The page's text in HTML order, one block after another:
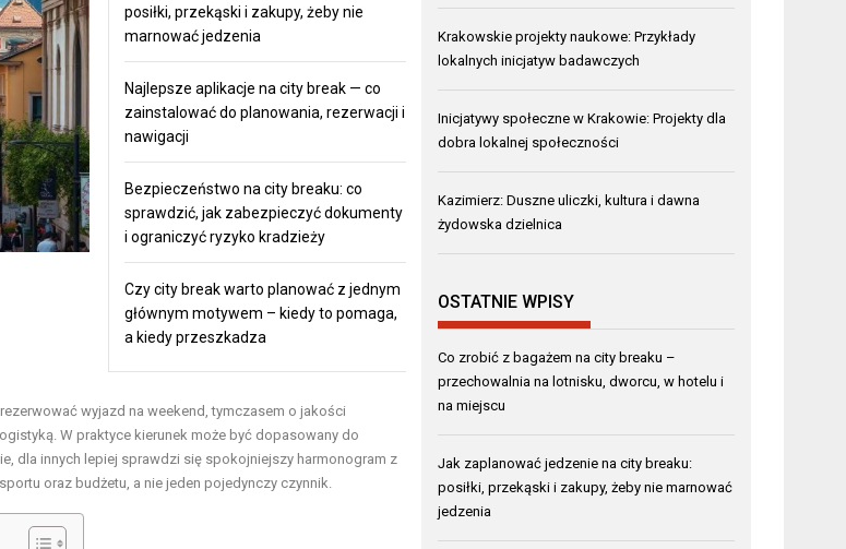
posiłki, przekąski i zakupy, żeby nie
marnować jedzenia
Najlepsze aplikacje na city break — co
zainstalować do planowania, rezerwacji i
nawigacji
Bezpieczeństwo na city breaku: co
sprawdzić, jak zabezpieczyć dokumenty
i ograniczyć ryzyko kradzieży
Czy city break warto planować z jednym
głównym motywem – kiedy to pomaga,
a kiedy przeszkadza
wyjazd na weekend, tymczasem o jakości
W praktyce kierunek może być dopasowany do
dla innych lepiej sprawdzi się spokojniejszy harmonogram z
oraz budżetu, a nie jeden pojedynczy czynnik.
Krakowskie projekty naukowe: Przykłady
lokalnych inicjatyw badawczych
Inicjatywy społeczne w Krakowie: Projekty dla
dobra lokalnej społeczności
Kazimierz: Duszne uliczki, kultura i dawna
żydowska dzielnica
OSTATNIE WPISY
Co zrobić z bagażem na city breaku –
przechowalnia na lotnisku, dworcu, w hotelu i
na miejscu
Jak zaplanować jedzenie na city breaku:
posiłki, przekąski i zakupy, żeby nie marnować
jedzenia